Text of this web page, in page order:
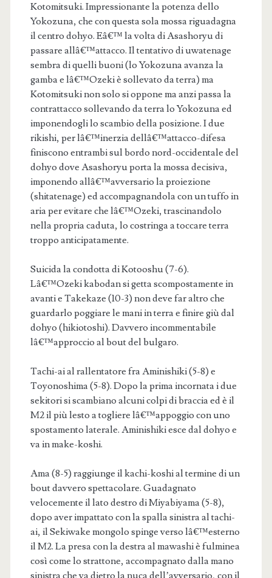
Kotomitsuki. Impressionante la potenza dello
Yokozuna, che con questa sola mossa riguadagna
il centro dohyo. Eâ€™ la volta di Asashoryu di
passare allâ€™attacco. Il tentativo di uwatenage
sembra di quelli buoni (lo Yokozuna avanza la
gamba e lâ€™Ozeki è sollevato da terra) ma
Kotomitsuki non solo si oppone ma anzi passa la
contrattacco sollevando da terra lo Yokozuna ed
imponendogli lo scambio della posizione. I due
rikishi, per lâ€™inerzia dellâ€™attacco-difesa
finiscono entrambi sul bordo nord-occidentale del
dohyo dove Asashoryu porta la mossa decisiva,
imponendo allâ€™avversario la proiezione
(shitatenage) ed accompagnandola con un tuffo in
aria per evitare che lâ€™Ozeki, trascinandolo
nella propria caduta, lo costringa a toccare terra
troppo anticipatamente.
Suicida la condotta di Kotooshu (7-6).
Lâ€™Ozeki kabodan si getta scompostamente in
avanti e Takekaze (10-3) non deve far altro che
guardarlo poggiare le mani in terra e finire giù dal
dohyo (hikiotoshi). Davvero incommentabile
lâ€™approccio al bout del bulgaro.
Tachi-ai al rallentatore fra Aminishiki (5-8) e
Toyonoshima (5-8). Dopo la prima incornata i due
sekitori si scambiano alcuni colpi di braccia ed è il
M2 il più lesto a togliere lâ€™appoggio con uno
spostamento laterale. Aminishiki esce dal dohyo e
va in make-koshi.
Ama (8-5) raggiunge il kachi-koshi al termine di un
bout davvero spettacolare. Guadagnato
velocemente il lato destro di Miyabiyama (5-8),
dopo aver impattato con la spalla sinistra al tachi-
ai, il Sekiwake mongolo spinge verso lâ€™esterno
il M2. La presa con la destra al mawashi è fulminea
così come lo strattone, accompagnato dalla mano
sinistra che va dietro la nuca dell’avversario, con il